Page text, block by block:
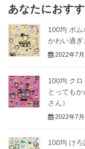
あなたにおす
100均 ポ
かわい過ぎ
2022年7月
100均 ク
とっても
さん）
2022年7月
100均 けろ